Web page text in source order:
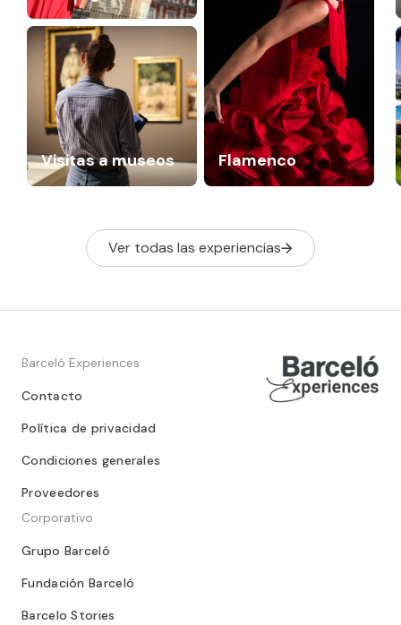
Flamenco
Visitas a museos
Ver todas las experiencias
Barceló Experiences
Contacto
Política de privacidad
Condiciones generales
Proveedores
Corporativo
Grupo Barceló
Fundación Barceló
Barcelo Stories